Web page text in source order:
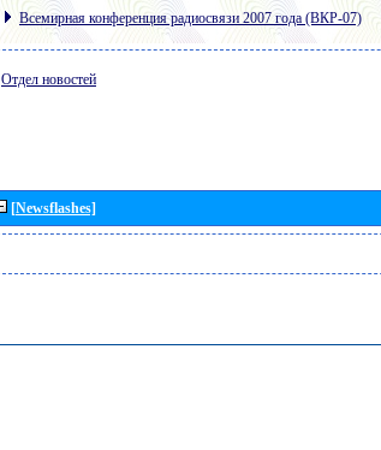
Всемирная конференция радиосвязи 2007 года (ВКР-07)
Отдел новостей
[Newsflashes]